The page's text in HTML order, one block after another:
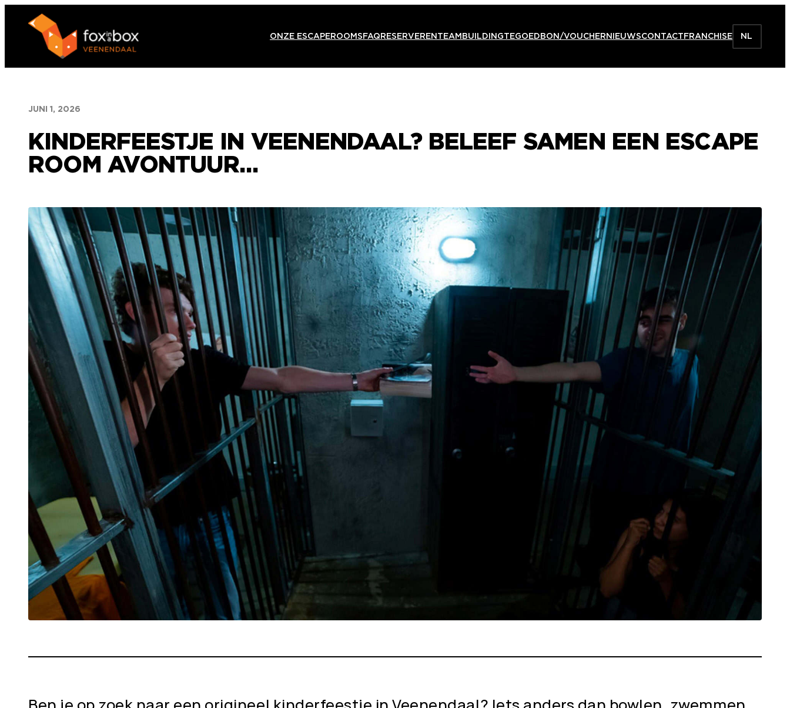
ONZE ESCAPEROOMSFAQRESERVERENTEAMBUILDINGTEGOEDBON/VOUCHERNIEUWSCONTACTFRANCHISE NL
JUNI 1, 2026
KINDERFEESTJE IN VEENENDAAL? BELEEF SAMEN EEN ESCAPE
ROOM AVONTUUR…